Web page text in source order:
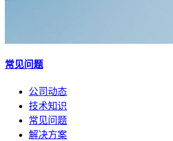
常见问题
公司动态
技术知识
常见问题
解决方案